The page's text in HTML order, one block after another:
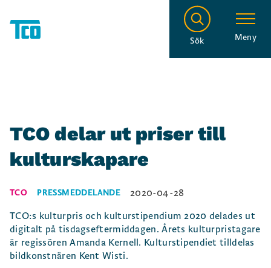
Sök Meny
TCO delar ut priser till
kulturskapare
TCO PRESSMEDDELANDE
2020-04-28
TCO:s kulturpris och kulturstipendium 2020 delades ut
digitalt på tisdagseftermiddagen. Årets kulturpristagare
är regissören Amanda Kernell. Kulturstipendiet tilldelas
bildkonstnären Kent Wisti.